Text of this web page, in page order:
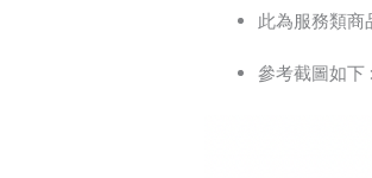
此為服務類商
參考截圖如下 :